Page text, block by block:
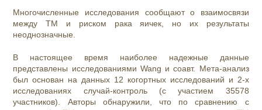
Многочисленные исследования сообщают о взаимосвязи
между ТМ и риском рака яичек, но их результаты
неоднозначные.
В настоящее время наиболее надежные данные
представлены исследованиями Wang и соавт. Мета-анализ
был основан на данных 12 когортных исследований и 2-х
исследованиях случай-контроль (с участием 35578
участников). Авторы обнаружили, что по сравнению с